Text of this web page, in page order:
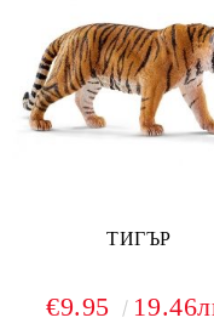
ТИГЪР
€9.95